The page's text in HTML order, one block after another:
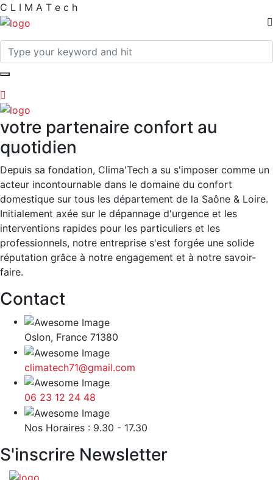
C L I M A T e c h
votre partenaire confort au
quotidien
Depuis sa fondation, Clima'Tech a su s'imposer comme un
acteur incontournable dans le domaine du confort
domestique sur tous les département de la Saône & Loire.
Initialement axée sur le dépannage d'urgence et les
interventions rapides pour les particuliers et les
professionnels, notre entreprise s'est forgée une solide
réputation grâce à notre engagement et à notre savoir-
faire.
Contact
Oslon, France 71380
climatech71@gmail.com
06 23 12 24 48
Nos Horaires : 9.30 - 17.30
S'inscrire Newsletter